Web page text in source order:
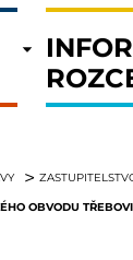
OBVODU